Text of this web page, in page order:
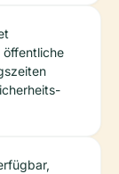
öffentliche